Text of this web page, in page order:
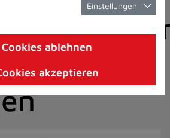
Einstellungen
ablehnen
akzeptieren